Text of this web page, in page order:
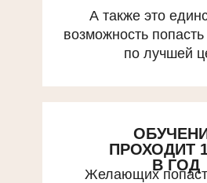
ПРОХОДИТ
В ГОД
Желающих
А также это
возможность
по лучшей